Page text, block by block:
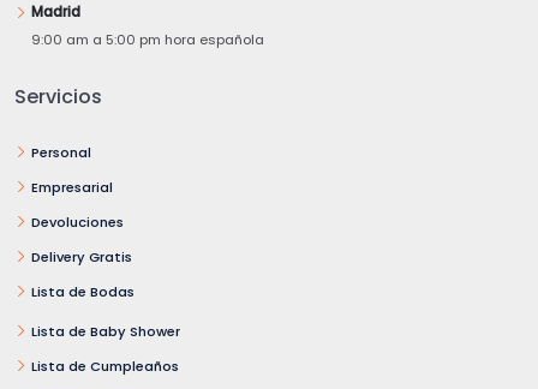
Madrid
9:00 am a 5:00 pm hora española
Servicios
Personal
Empresarial
Devoluciones
Delivery Gratis
Lista de Bodas
Lista de Baby Shower
Lista de Cumpleaños